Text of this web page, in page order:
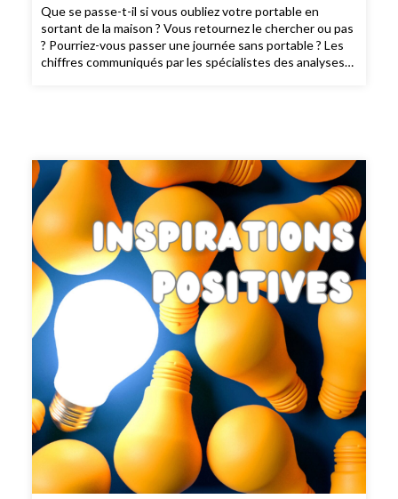
Que se passe-t-il si vous oubliez votre portable en
sortant de la maison ? Vous retournez le chercher ou pas
? Pourriez-vous passer une journée sans portable ? Les
chiffres communiqués par les spécialistes des analyses
l’hyperconnexion- Des astuces pour diminuer votre
temps de connexion- Une pause pour se déconnecter et
se reconcentrer- Interview de Catherine Testa pour son
livre consacré au trouble du déficit de l’attention chez
les adultes, "TDAH, et alros ?", paru aux éditions Michel
Lafon.- Prise de conscience et pauses digitales - Nos
idées de sorties